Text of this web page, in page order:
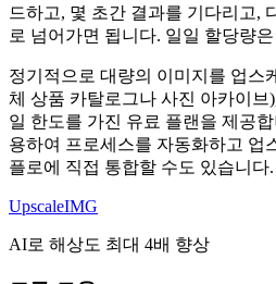
드하고, 몇 초간 결과를 기다리고,
로 넘어가면 됩니다. 일일 할당량
정기적으로 대량의 이미지를 업스
체 상품 카탈로그나 사진 아카이브
일 한도를 가진 유료 플랜을 제공
용하여 프로세스를 자동화하고 업
플로에 직접 통합할 수도 있습니다.
UpscaleIMG
AI로 해상도 최대 4배 향상